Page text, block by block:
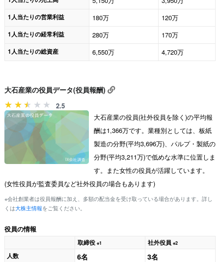
1人当たりの営業利益 180万 120万
1人当たりの経常利益 280万 170万
1人当たりの総資産 6,550万 4,720万
大石産業の役員データ(役員報酬)
2.5
大石産業の役員(社外役員を除く)の平均報
酬は1,366万です。業種別としては、板紙
製造の分野(平均3,696万)、パルプ・製紙の
分野(平均3,211万)で低めな水準に位置しま
す。また女性の役員が活躍しています。
(女性役員が監査委員など社外役員の場合もあります)
※会社創業者は役員報酬に加え、多額の配当金を受け取っている場合があります。詳し
くは大株主情報をご覧ください。
役員の情報
取締役 ※1 社外役員 ※2
人数 6名 3名